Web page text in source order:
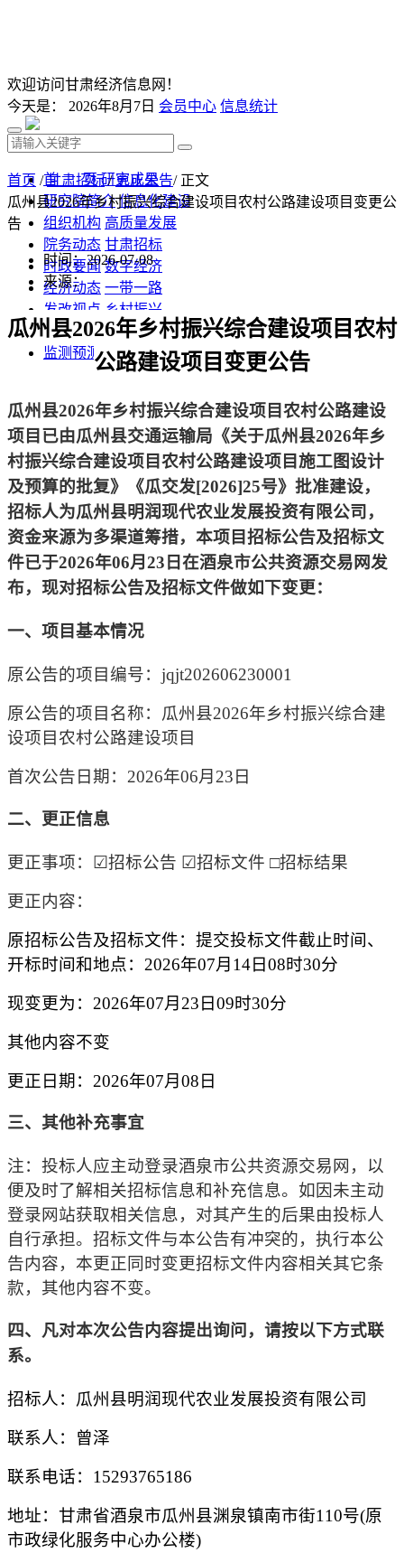
欢迎访问甘肃经济信息网！
今天是： 2026年8月7日 会员中心 信息统计
首 页 研究成果
研究院简介 信息化建设
组织机构 高质量发展
院务动态 甘肃招标
时政要闻 数字经济
经济动态 一带一路
发改视点 乡村振兴
投资分析 发展规划
监测预测 文库下载
首页 /甘肃招标/更正公告/ 正文
瓜州县2026年乡村振兴综合建设项目农村公路建设项目变更公
告
时间：2026-07-08
来源：
瓜州县2026年乡村振兴综合建设项目农村
公路建设项目 变更公告
瓜州县2026年乡村振兴综合建设项目农村公路建设
项目 已由瓜州县交通运输局《关于瓜州县2026年乡
村振兴综合建设项目农村公路建设项目施工图设计
及预算的批复》《瓜交发[2026]25号》 批准建设，
招标人为瓜州县明润现代农业发展投资有限公司 ，
资金来源为多渠道筹措， 本项目招标公告及招标文
件已于2026年06月 23 日在酒泉市公共资源交易网发
布，现对招标公告及招标文件做如下变更：
一、项目基本情况
原公告的项目编号： jqjt202606230001
原公告的项目名称：瓜州县2026年乡村振兴综合建
设项目农村公路建设项目
首次公告日期： 2026年06月23日
二、更正信息
更正事项： ☑招标公告 ☑招标文件 □招标结果
更正内容：
原招标公告及招标文件：提交投标文件截止时间、
开标时间和地点： 2026年07月14日08时30分
现变更为 ： 2026年07月23日09时30分
其他内容不变
更正日期： 2026年07月08日
三、其他补充事宜
注：投标人应主动登录酒泉市公共资源交易网，以
便及时了解相关招标信息和补充信息。如因未主动
登录网站获取相关信息，对其产生的后果由投标人
自行承担。招标文件与本公告有冲突的，执行本公
告内容，本更正同时变更招标文件内容相关其它条
款，其他内容不变。
四、凡对本次公告内容提出询问，请按以下方式联
系。
招标人： 瓜州县明润现代农业发展投资有限公司
联系人：曾泽
联系电话： 15293765186
地址：甘肃省酒泉市瓜州县渊泉镇南市街110号(原
市政绿化服务中心办公楼)